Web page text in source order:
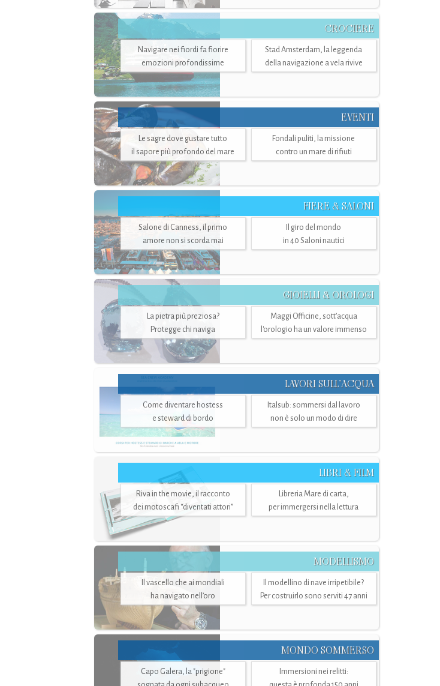
CROCIERE
Navigare nei fiordi fa fiorire
emozioni profondissime
Stad Amsterdam, la leggenda
della navigazione a vela rivive
EVENTI
Le sagre dove gustare tutto
il sapore più profondo del mare
Fondali puliti, la missione
contro un mare di rifiuti
FIERE & SALONI
Salone di Canness, il primo
amore non si scorda mai
Il giro del mondo
in 40 Saloni nautici
GIOIELLI & OROLOGI
La pietra più preziosa?
Protegge chi naviga
Maggi Officine, sott’acqua
l'orologio ha un valore immenso
LAVORI SULL’ACQUA
Come diventare hostess
e steward di bordo
Italsub: sommersi dal lavoro
non è solo un modo di dire
LIBRI & FILM
Riva in the movie, il racconto
dei motoscafi “diventati attori”
Libreria Mare di carta,
per immergersi nella lettura
MODELLISMO
Il vascello che ai mondiali
ha navigato nell’oro
Il modellino di nave irripetibile?
Per costruirlo sono serviti 47 anni
MONDO SOMMERSO
Capo Galera, la "prigione"
Immersioni nei relitti: